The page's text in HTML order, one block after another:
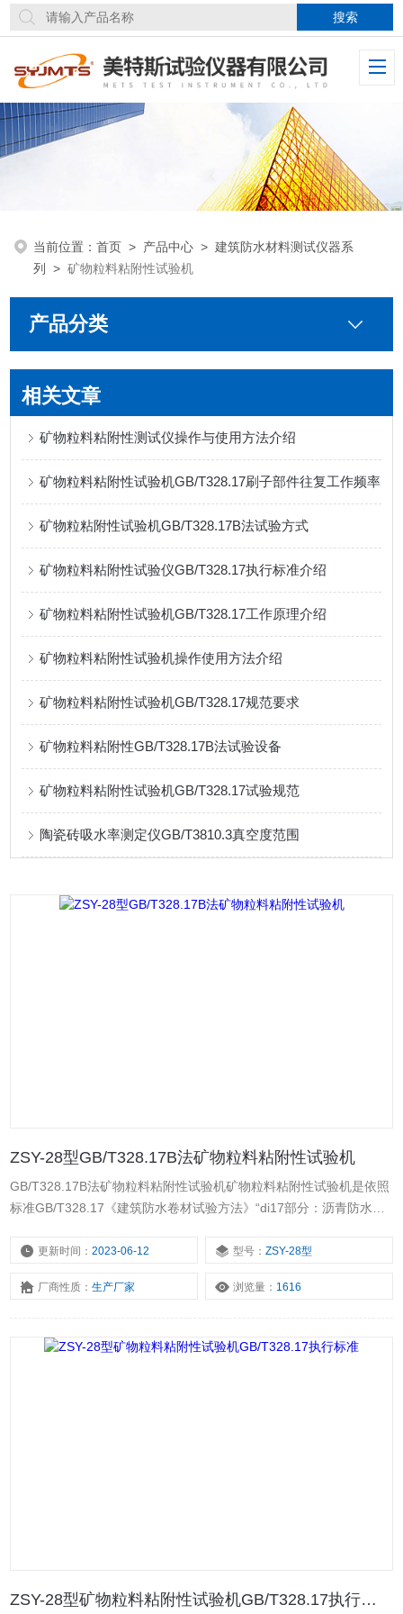
当前位置：首页 > 产品中心 >建筑防水材料测试仪器系
列
>矿物粒料粘附性试验机
产品分类
相关文章
矿物粒料粘附性测试仪操作与使用方法介绍
矿物粒料粘附性试验机GB/T328.17刷子部件往复工作频率
矿物粒粘附性试验机GB/T328.17B法试验方式
矿物粒料粘附性试验仪GB/T328.17执行标准介绍
矿物粒料粘附性试验机GB/T328.17工作原理介绍
矿物粒料粘附性试验机操作使用方法介绍
矿物粒料粘附性试验机GB/T328.17规范要求
矿物粒料粘附性GB/T328.17B法试验设备
矿物粒料粘附性试验机GB/T328.17试验规范
陶瓷砖吸水率测定仪GB/T3810.3真空度范围
ZSY-28型GB/T328.17B法矿物粒料粘附性试验机
GB/T328.17B法矿物粒料粘附性试验机矿物粒料粘附性试验机是依照
标准GB/T328.17《建筑防水卷材试验方法》“di17部分：沥青防水卷
被测矿物卷材试件刷洗至标准要求，以备矿物料粘附性的测定
更新时间：2023-06-12 型号：ZSY-28型
厂商性质：生产厂家 浏览量： 1616
ZSY-28型矿物粒料粘附性试验机GB/T328.17执行标准